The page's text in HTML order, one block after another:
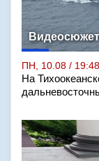
Видеосюжет
ПН, 10.08 / 19:48
На